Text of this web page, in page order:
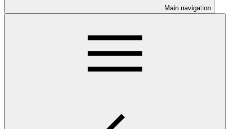
Main navigation